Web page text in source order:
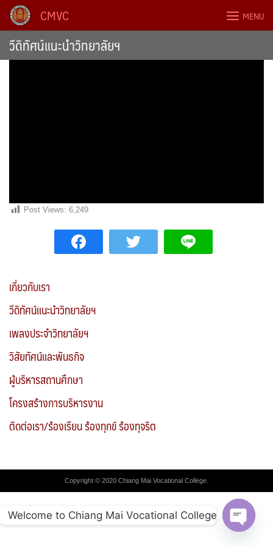
Skip
content
CMVC MENU
วีดิทัศน์แนะนำวิทยาลัยฯ
Post Views: 6,249
เกี่ยวกับเรา
วีดิทัศน์แนะนำวิทยาลัยฯ
เพลงประจำวิทยาลัยฯ
วิสัยทัศน์และพันธกิจ
ผู้บริหารสถานศึกษา
โครงสร้างการบริหารงาน
ติดต่อเรา/ร้องเรียน ร้องทุกข์ ร้องทุจริต
Copyright © 2020 Chiang Mai Vocational College.
Welcome to Chiang Mai Vocational College